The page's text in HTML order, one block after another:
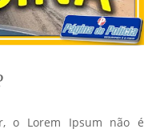
o Lorem Ipsum não é